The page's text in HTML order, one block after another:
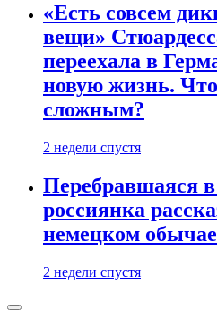
«Есть совсем
вещи»
переехала в
новую жизнь.
сложным?
2 недели спустя
Перебравшаяся
россиянка
немецком обычае
2 недели спустя